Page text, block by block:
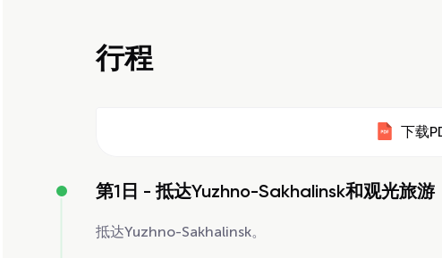
行程
下载
第1日 - 抵达Yuzhno-Sakhalinsk和观光旅游
抵达Yuzhno-Sakhalinsk。